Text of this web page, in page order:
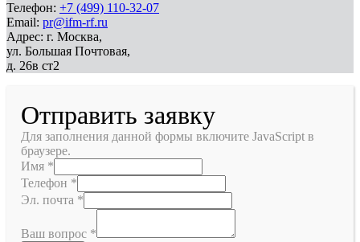
Телефон: +7 (499) 110-32-07
Email: pr@ifm-rf.ru
Адрес: г. Москва,
ул. Большая Почтовая,
д. 26в ст2
Отправить заявку
Для заполнения данной формы включите JavaScript в
браузере.
Имя *
Телефон *
Эл. почта *
Ваш вопрос *